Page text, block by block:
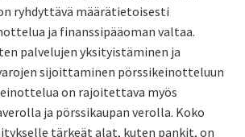
ryhdyttävä määrätietoisesti
ja finanssipääoman valtaa.
palvelujen yksityistäminen ja
sijoittaminen pörssikeinotteluun
on rajoitettava myös
ja pörssikaupan verolla. Koko
tärkeät alat, kuten pankit, on